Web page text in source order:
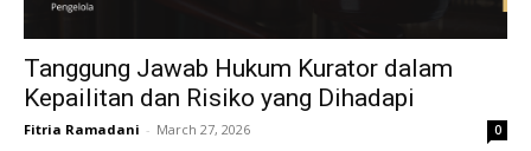
Tanggung Jawab Hukum Kurator dalam
Kepailitan dan Risiko yang Dihadapi
Fitria Ramadani - March 27, 2026 0